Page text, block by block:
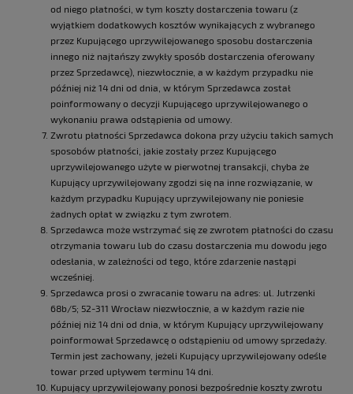
od niego płatności, w tym koszty dostarczenia towaru (z
wyjątkiem dodatkowych kosztów wynikających z wybranego
przez Kupującego uprzywilejowanego sposobu dostarczenia
innego niż najtańszy zwykły sposób dostarczenia oferowany
przez Sprzedawcę), niezwłocznie, a w każdym przypadku nie
później niż 14 dni od dnia, w którym Sprzedawca został
poinformowany o decyzji Kupującego uprzywilejowanego o
wykonaniu prawa odstąpienia od umowy.
Zwrotu płatności Sprzedawca dokona przy użyciu takich samych
sposobów płatności, jakie zostały przez Kupującego
uprzywilejowanego użyte w pierwotnej transakcji, chyba że
Kupujący uprzywilejowany zgodzi się na inne rozwiązanie, w
każdym przypadku Kupujący uprzywilejowany nie poniesie
żadnych opłat w związku z tym zwrotem.
Sprzedawca może wstrzymać się ze zwrotem płatności do czasu
otrzymania towaru lub do czasu dostarczenia mu dowodu jego
odesłania, w zależności od tego, które zdarzenie nastąpi
wcześniej.
Sprzedawca prosi o zwracanie towaru na adres: ul. Jutrzenki
68b/5; 52-311 Wrocław niezwłocznie, a w każdym razie nie
później niż 14 dni od dnia, w którym Kupujący uprzywilejowany
poinformował Sprzedawcę o odstąpieniu od umowy sprzedaży.
Termin jest zachowany, jeżeli Kupujący uprzywilejowany odeśle
towar przed upływem terminu 14 dni.
Kupujący uprzywilejowany ponosi bezpośrednie koszty zwrotu